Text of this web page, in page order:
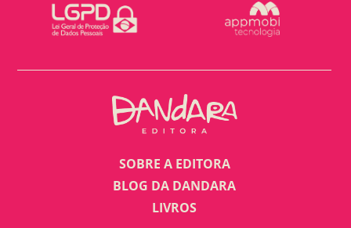
SOBRE A EDITORA
BLOG DA DANDARA
LIVROS